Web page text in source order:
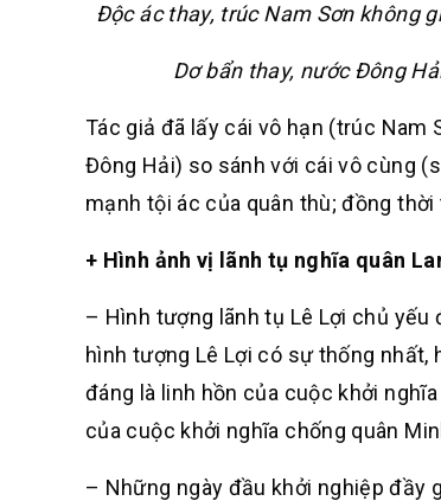
Độc ác thay, trúc Nam Sơn không
Dơ bẩn thay, nước Đông Hải
Tác giả đã lấy cái vô hạn (trúc Nam
Đông Hải) so sánh với cái vô cùng
mạnh tội ác của quân thù; đồng
+ Hình ảnh vị lãnh tụ nghĩa quân
– Hình tượng lãnh tụ Lê Lợi chủ
hình tượng Lê Lợi có sự thống nhất,
đáng là linh hồn của cuộc khởi
của cuộc khởi nghĩa chống quân
– Những ngày đầu khởi nghiệp đầy